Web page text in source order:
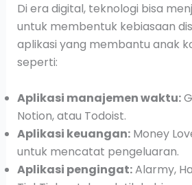
Di era digital, teknologi bisa
untuk membentuk kebiasaan
aplikasi yang membantu anak
seperti:
Aplikasi manajemen waktu:
Notion, atau Todoist.
Aplikasi keuangan:Money
untuk mencatat pengeluaran.
Aplikasi pengingat:Alarmy,